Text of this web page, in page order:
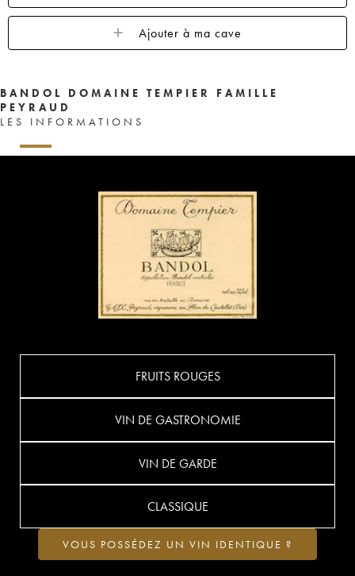
Ajouter à ma cave
BANDOL DOMAINE TEMPIER FAMILLE
PEYRAUD
LES INFORMATIONS
FRUITS ROUGES
VIN DE GASTRONOMIE
VIN DE GARDE
CLASSIQUE
VOUS POSSÉDEZ UN VIN IDENTIQUE ?